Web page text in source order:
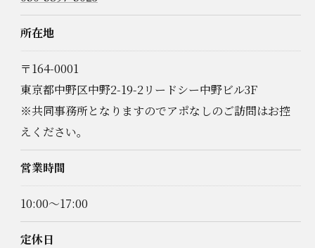
所在地
〒164-0001
東京都中野区中野2-19-2リードシー中野ビル3F
※共同事務所となりますのでアポなしのご訪問はお控
えください。
営業時間
10:00～17:00
定休日